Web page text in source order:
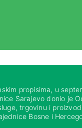
propisima, u
Sarajevo donio je
trgovinu i
Bosne i